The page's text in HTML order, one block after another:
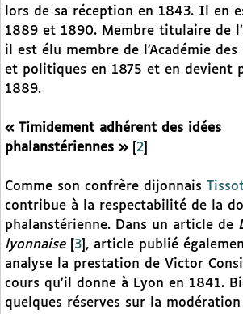
lors de sa réception en 1843. Il en
1889 et 1890. Membre titulaire de
il est élu membre de l’Académie des
et politiques en 1875 et en devient
1889.
« Timidement adhérent des idées
phalanstériennes »[ 2
Comme son confrère dijonnais
contribue à la respectabilité de la
phalanstérienne. Dans un article de
lyonnaise[ 3 , article publié
analyse la prestation de Victor
cours qu’il donne à Lyon en 1841.
quelques réserves sur la